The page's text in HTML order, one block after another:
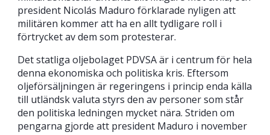
president Nicolás Maduro förklarade nyligen att
militären kommer att ha en allt tydligare roll i
förtrycket av dem som protesterar.
Det statliga oljebolaget PDVSA är i centrum för hela
denna ekonomiska och politiska kris. Eftersom
oljeförsäljningen är regeringens i princip enda källa
till utländsk valuta styrs den av personer som står
den politiska ledningen mycket nära. Striden om
pengarna gjorde att president Maduro i november